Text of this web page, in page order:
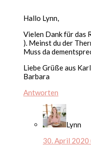
Hallo Lynn,
Vielen Dank für das
). Meinst du der
Muss da
Liebe Grüße aus
Barbara
Antworten
Lynn
30. April 2020